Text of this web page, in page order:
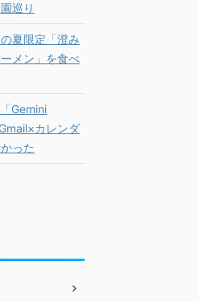
巡り
夏限定「澄み
メン」を食べ
Gemini
カレンダ
った